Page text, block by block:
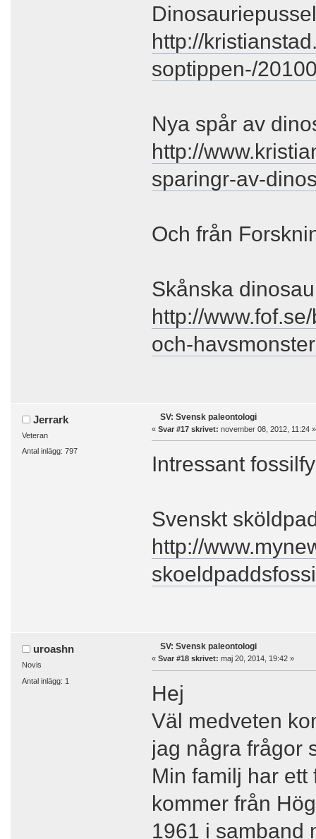
http://
soptippen-/
Nya spår av
http://
sparingr-av-
Och från
Skånska
http://
och-
Jerrark
Veteran
Antal inlägg: 797
SV: Svensk paleontologi
« Svar #17 skrivet: november 08, 2012, 11:24 »
Intressant
Svenskt
http://
uroashn
Novis
Antal inlägg: 1
SV: Svensk paleontologi
« Svar #18 skrivet: maj 20, 2014, 19:42 »
Hej
Väl medveten
jag några frågor
Min familj har
kommer från
1961 i samband